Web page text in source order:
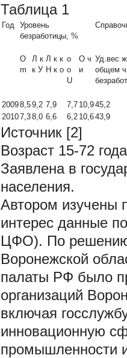
Таблица 1
Год Уровень
безработицы, %
О
m
Л к
к У
Л к к
Н к о
о
о
U
О ч
и
Уд.вес
общем
20098,59,2 7,9 7,7 10,945,2
20107,38,0 6,6 6,2 10,643,9
Источник [2]
Возраст 15-72
Заявлена в
населения.
Автором изучены
интерес данные
ЦФО). По решению
Воронежской
палаты РФ было
организаций
включая
инновационную
промышленности